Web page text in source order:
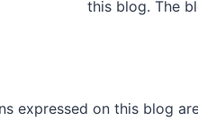
this blog. The
expressed on this blog